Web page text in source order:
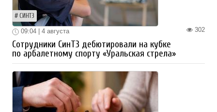
СИНТЗ
302
09:04 | 4 августа
Сотрудники СинТЗ дебютировали на кубке
по арбалетному спорту «Уральская стрела»